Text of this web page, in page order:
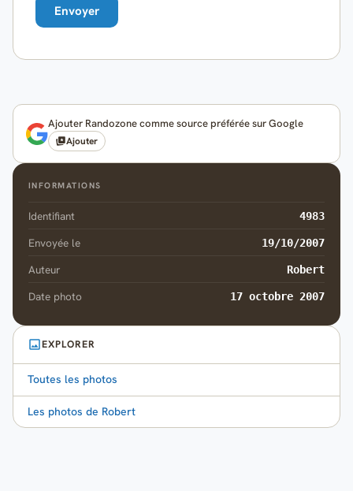
Ajouter Randozone comme source préférée sur Google
Ajouter
INFORMATIONS
Identifiant 4983
Envoyée le 19/10/2007
Auteur Robert
Date photo 17 octobre 2007
EXPLORER
Toutes les photos
Les photos de Robert